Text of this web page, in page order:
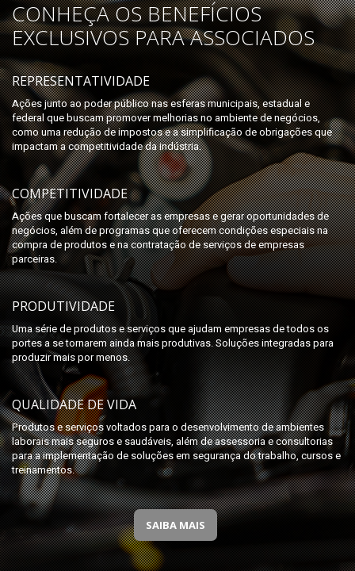
CONHEÇA OS BENEFÍCIOS
EXCLUSIVOS PARA ASSOCIADOS
REPRESENTATIVIDADE
Ações junto ao poder público nas esferas municipais, estadual e
federal que buscam promover melhorias no ambiente de negócios,
como uma redução de impostos e a simplificação de obrigações que
impactam a competitividade da indústria.
COMPETITIVIDADE
Ações que buscam fortalecer as empresas e gerar oportunidades de
negócios, além de programas que oferecem condições especiais na
compra de produtos e na contratação de serviços de empresas
parceiras.
PRODUTIVIDADE
Uma série de produtos e serviços que ajudam empresas de todos os
portes a se tornarem ainda mais produtivas. Soluções integradas para
produzir mais por menos.
QUALIDADE DE VIDA
Produtos e serviços voltados para o desenvolvimento de ambientes
laborais mais seguros e saudáveis, além de assessoria e consultorias
para a implementação de soluções em segurança do trabalho, cursos e
treinamentos.
SAIBA MAIS